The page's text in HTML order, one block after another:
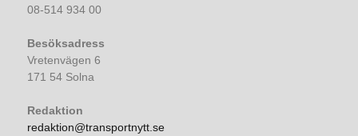
08-514 934 00
Besöksadress
Vretenvägen 6
171 54 Solna
Redaktion
redaktion@transportnytt.se